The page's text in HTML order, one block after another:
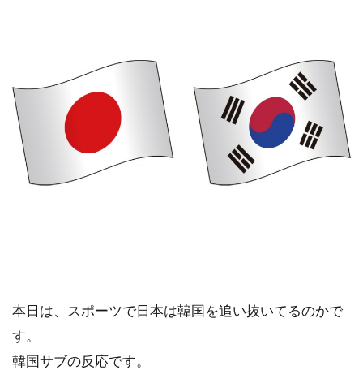
本日は、スポーツで日本は韓国を追い抜いてるのかで
す。
韓国サブの反応です。